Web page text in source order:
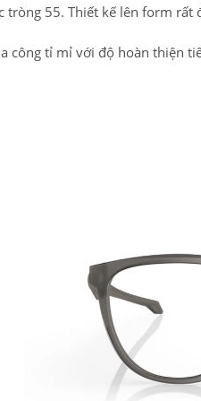
tròng 55. Thiết kế lên form
công tỉ mỉ với độ hoàn thiện